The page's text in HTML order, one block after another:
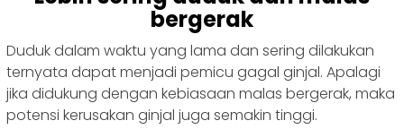
bergerak
Duduk dalam waktu yang lama dan sering dilakukan
ternyata dapat menjadi pemicu gagal ginjal. Apalagi
jika didukung dengan kebiasaan malas bergerak, maka
potensi kerusakan ginjal juga semakin tinggi.